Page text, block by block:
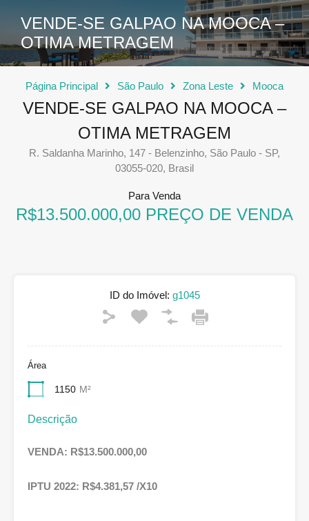
VENDE-SE GALPAO NA MOOCA –
OTIMA METRAGEM
Página Principal São Paulo Zona Leste Mooca
VENDE-SE GALPAO NA MOOCA –
OTIMA METRAGEM
R. Saldanha Marinho, 147 - Belenzinho, São Paulo - SP,
03055-020, Brasil
Para Venda
R$13.500.000,00 PREÇO DE VENDA
ID do Imóvel: g1045
Área
1150 M²
Descrição
VENDA: R$13.500.000,00
IPTU 2022: R$4.381,57 /X10